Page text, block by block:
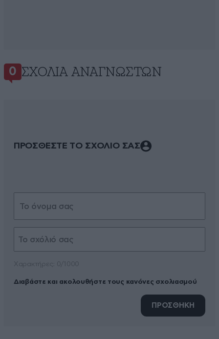
0 ΣΧΌΛΙΑ ΑΝΑΓΝΩΣΤΏΝ
ΠΡΟΣΘΕΣΤΕ ΤΟ ΣΧΟΛΙΟ ΣΑΣ
Διαβάστε και ακολουθήστε τους κανόνες σχολιασμού
ΠΡΟΣΘΗΚΗ